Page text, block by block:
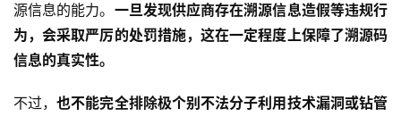
源信息的能力。 一旦发现供应商存在溯源信息造假等违规行
为，会采取严厉的处罚措施，这在一定程度上保障了溯源码
信息的真实性。
不过，也不能完全排除极个别不法分子利用技术漏洞或钻管